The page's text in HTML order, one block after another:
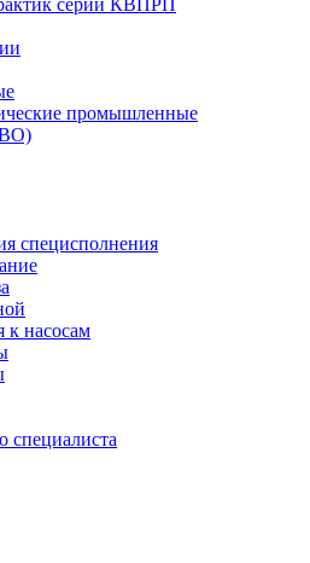
серии КВПРП
промышленные
специсполнения
к насосам
специалиста